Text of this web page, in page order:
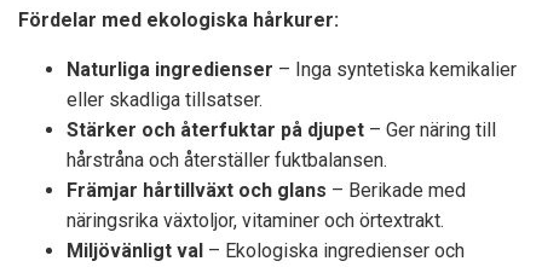
Fördelar med ekologiska hårkurer:
Naturliga ingredienser – Inga syntetiska kemikalier
eller skadliga tillsatser.
Stärker och återfuktar på djupet – Ger näring till
hårstråna och återställer fuktbalansen.
Främjar hårtillväxt och glans – Berikade med
näringsrika växtoljor, vitaminer och örtextrakt.
Miljövänligt val – Ekologiska ingredienser och